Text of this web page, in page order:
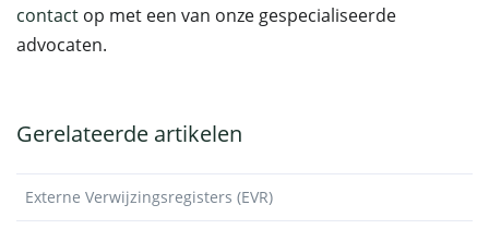
contact op met een van onze gespecialiseerde
advocaten.
Gerelateerde artikelen
Externe Verwijzingsregisters (EVR)